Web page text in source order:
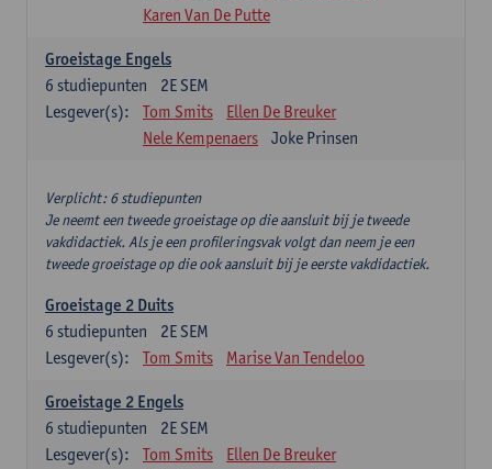
Karen Van De Putte
Groeistage Engels
2E SEM
6 studiepunten
Lesgever(s):
Tom Smits
Ellen De Breuker
Nele Kempenaers
Joke Prinsen
Verplicht: 6 studiepunten
Je neemt een tweede groeistage op die aansluit bij je tweede
vakdidactiek. Als je een profileringsvak volgt dan neem je een
tweede groeistage op die ook aansluit bij je eerste vakdidactiek.
Groeistage 2 Duits
2E SEM
6 studiepunten
Lesgever(s):
Tom Smits Marise Van Tendeloo
Groeistage 2 Engels
2E SEM
6 studiepunten
Lesgever(s):
Tom Smits
Ellen De Breuker